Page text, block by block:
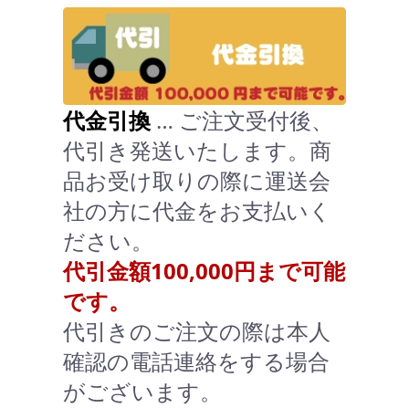
代金引換 … ご注文受付後、
代引き発送いたします。商
品お受け取りの際に運送会
社の方に代金をお支払いく
ださい。
代引金額100,000円まで可能
です。
代引きのご注文の際は本人
確認の電話連絡をする場合
がございます。